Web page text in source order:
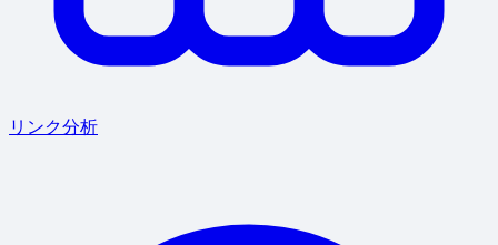
リンク分析